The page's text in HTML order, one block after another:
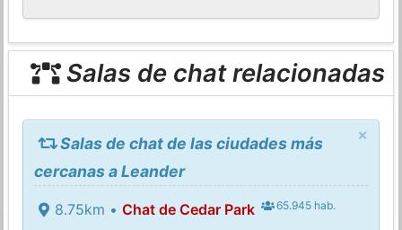
Salas de chat relacionadas
×
Salas de chat de las ciudades más
cercanas a Leander
8.75km • Chat de Cedar Park 65.945 hab.